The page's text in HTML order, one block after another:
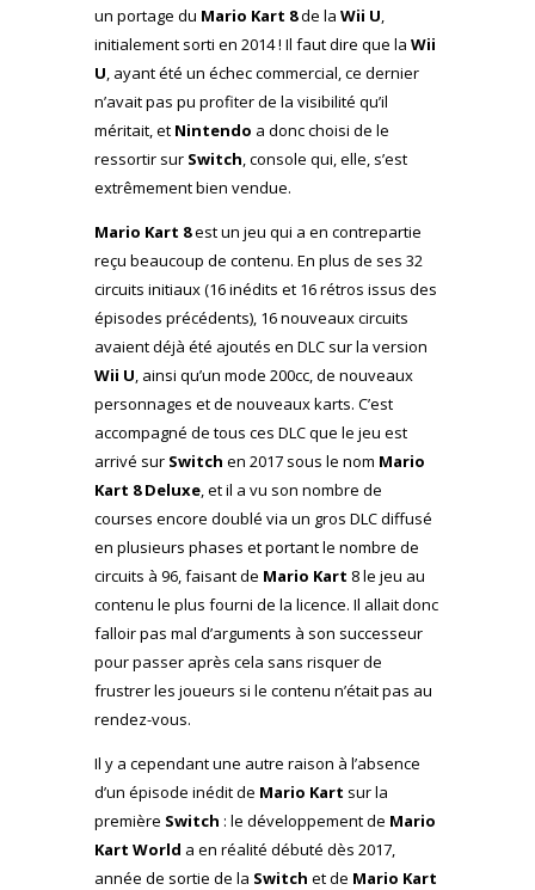
un portage du Mario Kart 8de la Wii U,
initialement sorti en 2014 ! Il faut dire que la Wii
U, ayant été un échec commercial, ce dernier
n’avait pas pu profiter de la visibilité qu’il
méritait, et Nintendo a donc choisi de le
ressortir sur Switch, console qui, elle, s’est
extrêmement bien vendue.
Mario Kart 8est un jeu qui a en contrepartie
reçu beaucoup de contenu. En plus de ses 32
circuits initiaux (16 inédits et 16 rétros issus des
épisodes précédents), 16 nouveaux circuits
avaient déjà été ajoutés en DLC sur la version
Wii U, ainsi qu’un mode 200cc, de nouveaux
personnages et de nouveaux karts. C’est
accompagné de tous ces DLC que le jeu est
arrivé sur Switch en 2017 sous le nom Mario
Kart 8 Deluxe, et il a vu son nombre de
courses encore doublé via un gros DLC diffusé
en plusieurs phases et portant le nombre de
circuits à 96, faisant de Mario Kart 8 le jeu au
contenu le plus fourni de la licence. Il allait donc
falloir pas mal d’arguments à son successeur
pour passer après cela sans risquer de
frustrer les joueurs si le contenu n’était pas au
rendez-vous.
Il y a cependant une autre raison à l’absence
d’un épisode inédit de Mario Kart sur la
première Switch : le développement de Mario
Kart World a en réalité débuté dès 2017,
année de sortie de la Switch et de Mario Kart